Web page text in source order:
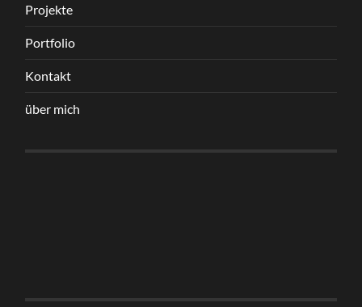
Projekte
Portfolio
Kontakt
über mich